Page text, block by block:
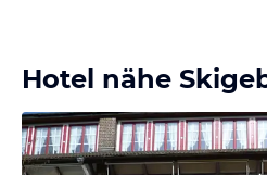
Hotel nähe